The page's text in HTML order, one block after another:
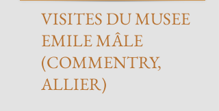
VISITES DU MUSEE
EMILE MÂLE
(COMMENTRY,
ALLIER)